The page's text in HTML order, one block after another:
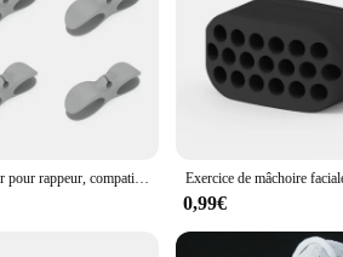
Rganiseur pour rappeur, compatible avec les modèles ichen, achine, ixer, 4 pièces
0,99€